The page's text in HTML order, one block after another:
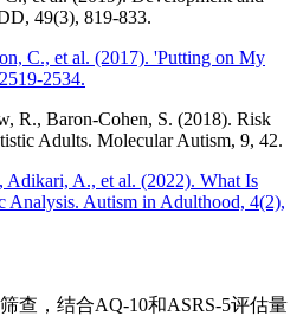
49(3), 819-833.
C., et al. (2017). 'Putting on My
2534.
R., Baron-Cohen, S. (2018). Risk
Adults. Molecular Autism, 9, 42.
Adikari, A., et al. (2022). What Is
Analysis. Autism in Adulthood, 4(2),
查，结合AQ-10和ASRS-5评估量